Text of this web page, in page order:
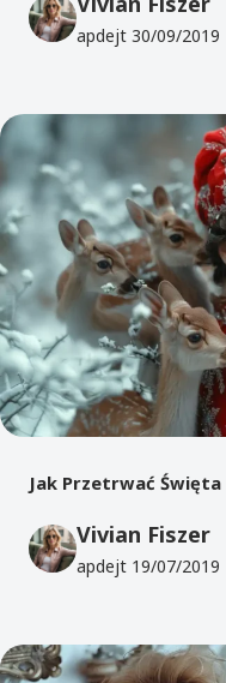
apdejt 30/09/2019
Jak Przetrwać
Vivian Fiszer
apdejt 19/07/2019